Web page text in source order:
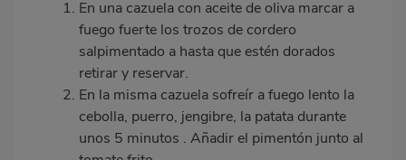
En una cazuela con aceite de oliva marcar a
fuego fuerte los trozos de cordero
salpimentado a hasta que estén dorados
retirar y reservar.
En la misma cazuela sofreír a fuego lento la
cebolla, puerro, jengibre, la patata durante
unos 5 minutos . Añadir el pimentón junto al